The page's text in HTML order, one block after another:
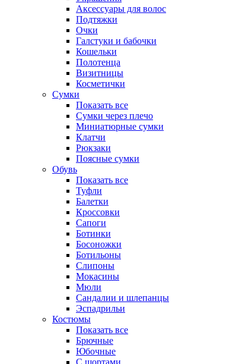
Аксессуары для волос
Подтяжки
Очки
Галстуки и бабочки
Кошельки
Полотенца
Визитницы
Косметички
Сумки
Показать все
Сумки через плечо
Миниатюрные cумки
Клатчи
Рюкзаки
Поясные сумки
Обувь
Показать все
Туфли
Балетки
Кроссовки
Сапоги
Ботинки
Босоножки
Ботильоны
Слипоны
Мокасины
Мюли
Сандалии и шлепанцы
Эспадрильи
Костюмы
Показать все
Брючные
Юбочные
С шортами